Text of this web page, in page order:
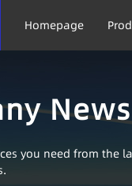
Homepage
News
you need from